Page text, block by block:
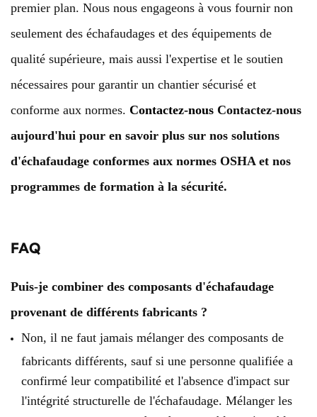
premier plan. Nous nous engageons à vous fournir non
seulement des échafaudages et des équipements de
qualité supérieure, mais aussi l'expertise et le soutien
nécessaires pour garantir un chantier sécurisé et
conforme aux normes. Contactez-nous Contactez-nous
aujourd'hui pour en savoir plus sur nos solutions
d'échafaudage conformes aux normes OSHA et nos
programmes de formation à la sécurité.
FAQ
Puis-je combiner des composants d'échafaudage
provenant de différents fabricants ?
Non, il ne faut jamais mélanger des composants de
fabricants différents, sauf si une personne qualifiée a
confirmé leur compatibilité et l'absence d'impact sur
l'intégrité structurelle de l'échafaudage. Mélanger les